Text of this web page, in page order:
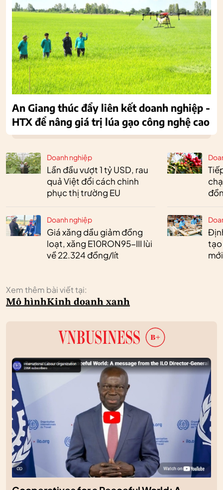
Doanh nghiệp
Lần đầu vượt 1 tỷ USD, rau
quả Việt đổi cách chinh
phục thị trường EU
Doanh nghiệp
Giá xăng dầu giảm đồng
loạt, xăng E10RON95-III lùi
về 22.324 đồng/lít
tạo
Xem thêm bài viết tại:
Mô hìnhKinh doanh xanh
An Giang thúc đẩy liên kết doanh nghiệp -
HTX để nâng giá trị lúa gạo công nghệ cao